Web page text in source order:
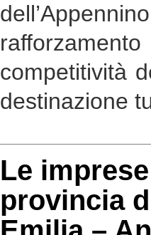
competitività
destinazione
Le
provincia